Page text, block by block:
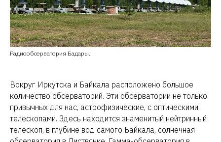
Радиообсерватория Бадары.
Вокруг Иркутска и Байкала расположено большое
количество обсерваторий. Эти обсерватории не только
привычных для нас, астрофизические, с оптическими
телескопами. Здесь находится знаменитый нейтринный
телескоп, в глубине вод самого Байкала, солнечная